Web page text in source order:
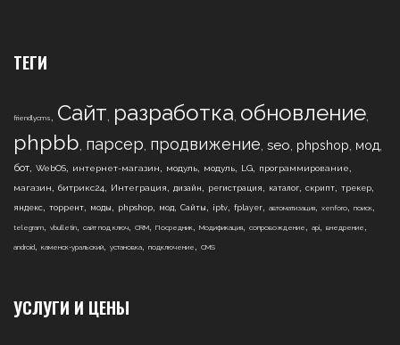
ТЕГИ
friendlycms , Сайт, разработка, обновление,
phpbb, парсер, продвижение, seo, phpshop, мод,
бот, WebOS, интернет-магазин, модуль, модуль, LG, программирование,
магазин, битрикс24, Интеграция, дизайн , регистрация , каталог, скрипт, трекер,
яндекс, торрент, моды , phpshop, мод, Сайты , iptv, fplayer, автоматизация, xenforo, поиск,
telegram, vbulletin, сайт под ключ, CRM, Посредник, Модификация, сопровождение , api, внедрение ,
android, каменск-уральский, установка, подключение , CMS
УСЛУГИ И ЦЕНЫ